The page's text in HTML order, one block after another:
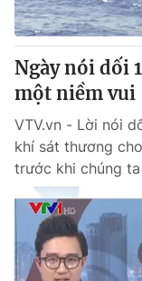
Thế giới đó đây
Câu chuyện quốc
Tài chính
Thị trường
Góc doanh nghiệp
Dữ liệu và đời
Truyền hình
Phim VTV
Hậu trường
Nhân vật
Khán giả
Giải sao mai
Giải trí
Điện ảnh
Âm nhạc
Sao
Đời sống
Du lịch
Làm đẹp
Giáo dục
Ngày nói dối
một niềm vui
VTV.vn - Lời nói
khí sát thương
trước khi chúng